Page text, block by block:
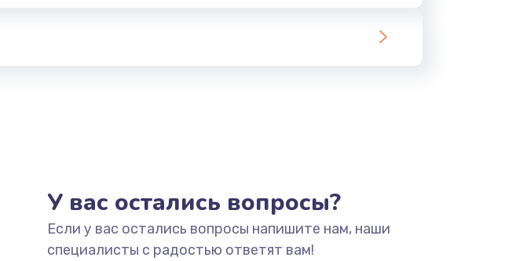
У вас остались вопросы?
Если у вас остались вопросы напишите нам, наши
специалисты с радостью ответят вам!